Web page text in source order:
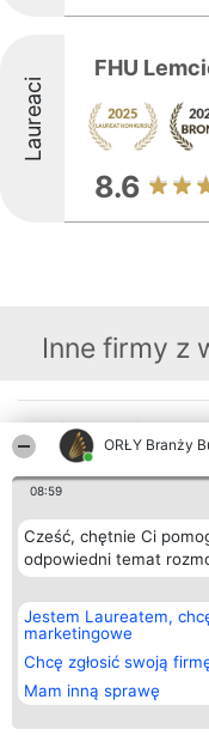
ORŁY Branży
08:59
Cześć, chętnie Ci
odpowiedni temat
Jestem Laureatem,
marketingowe
Chcę zgłosić swoją
Mam inną sprawę
Laureaci
FHU
8.6
Inne firmy z
Organizator plebiscytu
Bright Side Solutions sp. z o.
o. sp. k.
ul. Ruska 22
Wrocław 50-079
KRS 0000749100 | Regon
381313360 | NIP 8943132676
+48 508 492 400